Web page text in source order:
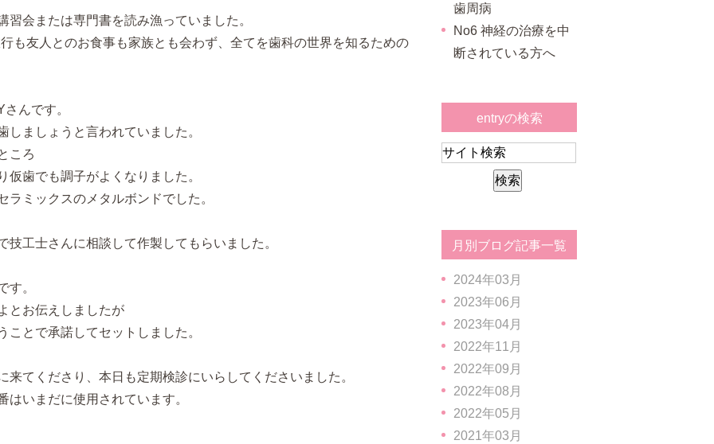
会または専門書を読み漁っていました。
も友人とのお食事も家族とも会わず、全てを歯科の世界を知るための
んです。
ましょうと言われていました。
ころ
歯でも調子がよくなりました。
ミックスのメタルボンドでした。
工士さんに相談して作製してもらいました。
す。
とお伝えしましたが
とで承諾してセットしました。
てくださり、本日も定期検診にいらしてくださいました。
いまだに使用されています。
歯周病
No6 神経の治療を中
断されている方へ
entryの検索
月別ブログ記事一覧
2024年03月
2023年06月
2023年04月
2022年11月
2022年09月
2022年08月
2022年05月
2021年03月